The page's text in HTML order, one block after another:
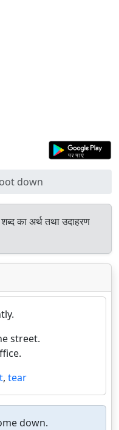
down
शब्द का अर्थ तथा उदाहरण
street.
, tear
down.